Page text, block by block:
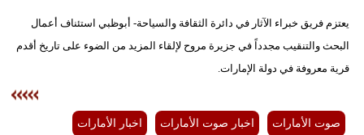
يعتزم فريق خبراء الآثار في دائرة الثقافة والسياحة- أبوظبي استئناف أعمال
البحث والتنقيب مجدداً في جزيرة مروح لإلقاء المزيد من الضوء على تاريخ أقدم
قرية معروفة في دولة الإمارات.
صوت الأمارات اخبار صوت الأمارات اخبار الأمارات